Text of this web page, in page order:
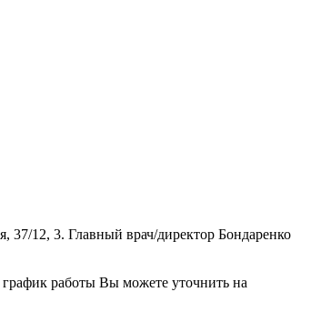
37/12, 3. Главный врач/директор Бондаренко
работы Вы можете уточнить на